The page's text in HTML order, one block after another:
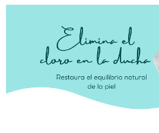
directa del grifo
Filtros para grifo de cocina